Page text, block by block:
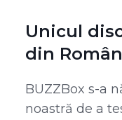
Unicul
din
BUZZBox s-a
noastră de a